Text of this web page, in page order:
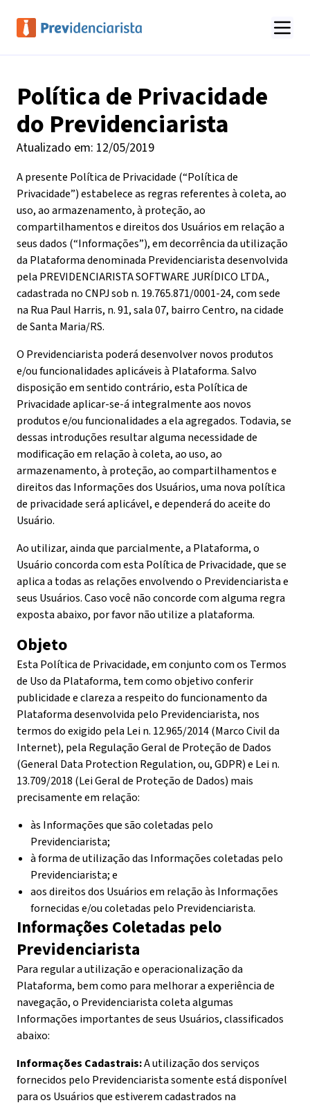
Política de Privacidade
do Previdenciarista
Atualizado em: 12/05/2019
A presente Política de Privacidade (“Política de
Privacidade”) estabelece as regras referentes à coleta, ao
uso, ao armazenamento, à proteção, ao
compartilhamentos e direitos dos Usuários em relação a
seus dados (“Informações”), em decorrência da utilização
da Plataforma denominada Previdenciarista desenvolvida
pela PREVIDENCIARISTA SOFTWARE JURÍDICO LTDA.,
cadastrada no CNPJ sob n. 19.765.871/0001-24, com sede
na Rua Paul Harris, n. 91, sala 07, bairro Centro, na cidade
de Santa Maria/RS.
O Previdenciarista poderá desenvolver novos produtos
e/ou funcionalidades aplicáveis à Plataforma. Salvo
disposição em sentido contrário, esta Política de
Privacidade aplicar-se-á integralmente aos novos
produtos e/ou funcionalidades a ela agregados. Todavia, se
dessas introduções resultar alguma necessidade de
modificação em relação à coleta, ao uso, ao
armazenamento, à proteção, ao compartilhamentos e
direitos das Informações dos Usuários, uma nova política
de privacidade será aplicável, e dependerá do aceite do
Usuário.
Ao utilizar, ainda que parcialmente, a Plataforma, o
Usuário concorda com esta Política de Privacidade, que se
aplica a todas as relações envolvendo o Previdenciarista e
seus Usuários. Caso você não concorde com alguma regra
exposta abaixo, por favor não utilize a plataforma.
Objeto
Esta Política de Privacidade, em conjunto com os Termos
de Uso da Plataforma, tem como objetivo conferir
publicidade e clareza a respeito do funcionamento da
Plataforma desenvolvida pelo Previdenciarista, nos
termos do exigido pela Lei n. 12.965/2014 (Marco Civil da
Internet), pela Regulação Geral de Proteção de Dados
(General Data Protection Regulation, ou, GDPR) e Lei n.
13.709/2018 (Lei Geral de Proteção de Dados) mais
precisamente em relação:
às Informações que são coletadas pelo
Previdenciarista;
à forma de utilização das Informações coletadas pelo
Previdenciarista; e
aos direitos dos Usuários em relação às Informações
fornecidas e/ou coletadas pelo Previdenciarista.
Informações Coletadas pelo
Previdenciarista
Para regular a utilização e operacionalização da
Plataforma, bem como para melhorar a experiência de
navegação, o Previdenciarista coleta algumas
Informações importantes de seus Usuários, classificados
abaixo:
Informações Cadastrais:A utilização dos serviços
fornecidos pelo Previdenciarista somente está disponível
para os Usuários que estiverem cadastrados na